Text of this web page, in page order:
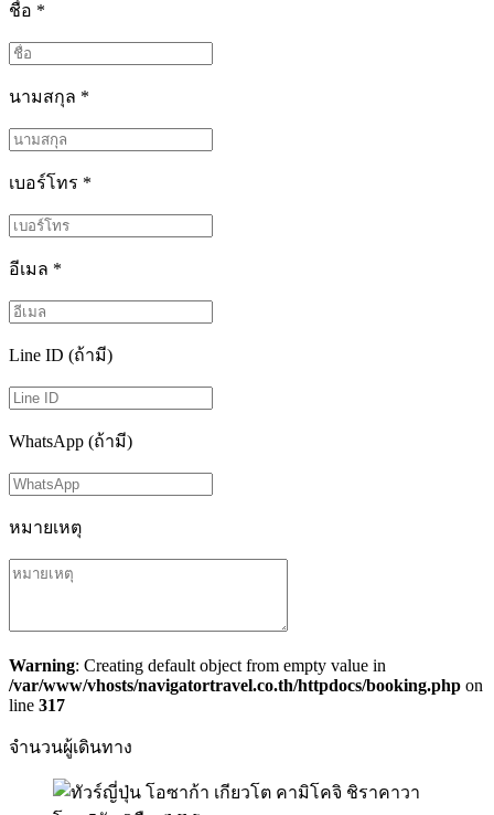
ชื่อ *
นามสกุล *
เบอร์โทร *
อีเมล *
Line ID (ถ้ามี)
WhatsApp (ถ้ามี)
หมายเหตุ
Warning: Creating default object from empty value in
/var/www/vhosts/navigatortravel.co.th/httpdocs/booking.php on
line 317
จำนวนผู้เดินทาง